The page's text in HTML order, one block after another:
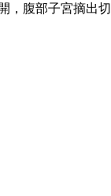
，腹部子宮摘出